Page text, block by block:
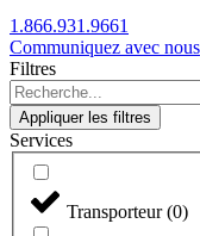
1.866.931.9661
Communiquez avec nous
Filtres
Appliquer les filtres
Services
Transporteur(0)